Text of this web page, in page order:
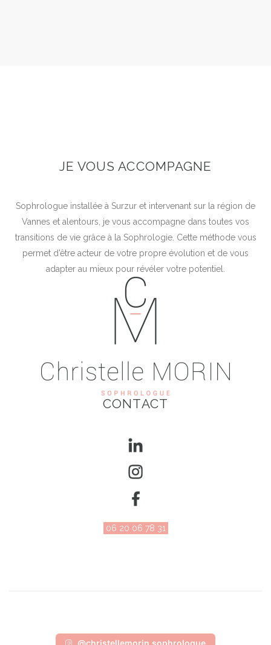
JE VOUS ACCOMPAGNE
Sophrologue installée à Surzur et intervenant sur la région de
Vannes et alentours, je vous accompagne dans toutes vos
transitions de vie grâce à la Sophrologie. Cette méthode vous
permet d’être acteur de votre propre évolution et de vous
adapter au mieux pour révéler votre potentiel.
CONTACT
06 20 06 78 31